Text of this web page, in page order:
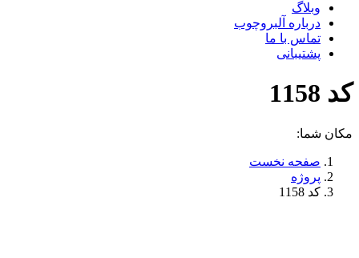
وبلاگ
درباره آلبروچوب
تماس با ما
پشتیبانی
کد 1158
مکان شما:
صفحه نخست
پروژه
کد 1158